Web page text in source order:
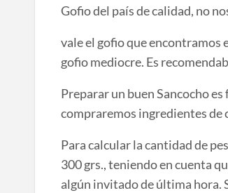
Gofio del país de calidad, no
vale el gofio que encontramos
gofio mediocre. Es
Preparar un buen Sancocho
compraremos ingredientes de
Para calcular la cantidad de
300 grs., teniendo en cuenta
algún invitado de última hora.